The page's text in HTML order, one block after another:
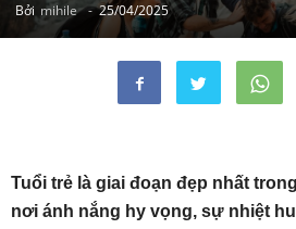
Bởi mihile - 25/04/2025
Tuổi trẻ là giai đoạn đẹp nhất
nơi ánh nắng hy vọng, sự nhiệt